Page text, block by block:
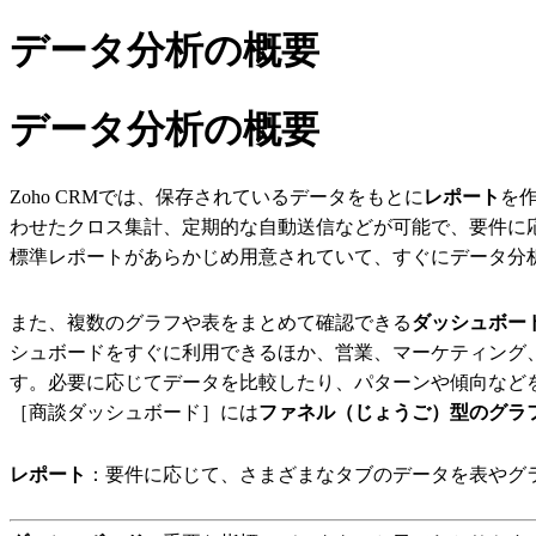
データ分析の概要
データ分析の概要
Zoho CRMでは、保存されているデータをもとに レポート を
わせたクロス集計、定期的な自動送信などが可能で、要件
標準レポートがあらかじめ用意されていて、すぐにデータ分
また、複数のグラフや表をまとめて確認できるダッシュボー
シュボードをすぐに利用できるほか、営業、マーケティン
す。必要に応じてデータを比較したり、パターンや傾向な
［商談ダッシュボード］にはファネル（じょうご）型のグラ
レポート ： 要件に応じて、さまざまなタブのデータを表やグ